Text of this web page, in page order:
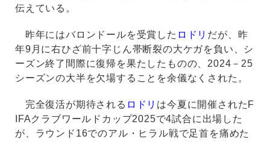
伝えている。
昨年にはバロンドールを受賞した ロドリ だが、昨
年9月に右ひざ前十字じん帯断裂の大ケガを負い、シ
ーズン終了間際に復帰を果たしたものの、2024－25
シーズンの大半を欠場することを余儀なくされた。
完全復活が期待される ロドリ は今夏に開催されたF
IFAクラブワールドカップ2025で4試合に出場した
が、ラウンド16でのアル・ヒラル戦で足首を痛めた